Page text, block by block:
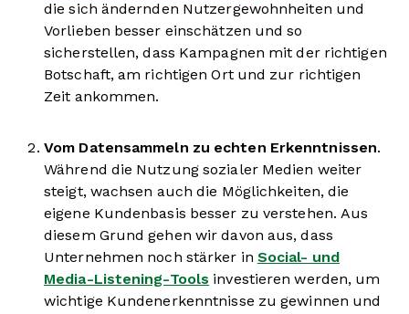
die sich ändernden Nutzergewohnheiten und
Vorlieben besser einschätzen und so
sicherstellen, dass Kampagnen mit der richtigen
Botschaft, am richtigen Ort und zur richtigen
Zeit ankommen.
Vom Datensammeln zu echten Erkenntnissen.
Während die Nutzung sozialer Medien weiter
steigt, wachsen auch die Möglichkeiten, die
eigene Kundenbasis besser zu verstehen. Aus
diesem Grund gehen wir davon aus, dass
Unternehmen noch stärker in Social- und
Media-Listening-Tools investieren werden, um
wichtige Kundenerkenntnisse zu gewinnen und